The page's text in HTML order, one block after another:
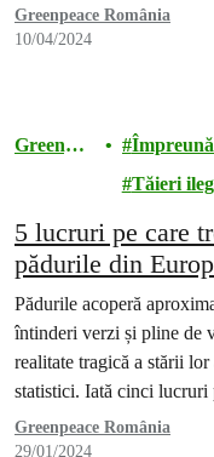
Greenpeace România
10/04/2024
Greenpea
Tăieri
5 lucruri pe care
pădurile din
Pădurile acoperă
întinderi verzi și pline de
realitate tragică a stării
statistici. Iată cinci lucruri
pădurilor europene.
Greenpeace România
29/01/2024